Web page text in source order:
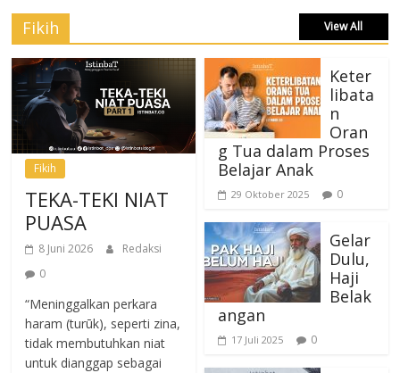
Fikih View All
Fikih
TEKA-TEKI NIAT
PUASA
8 Juni 2026
Redaksi
0
“Meninggalkan perkara
haram (turūk), seperti zina,
tidak membutuhkan niat
untuk dianggap sebagai
Keter
libata
n
Oran
g Tua dalam Proses
Belajar Anak
29 Oktober 2025 0
Gelar
Dulu,
Haji
Belak
angan
17 Juli 2025 0